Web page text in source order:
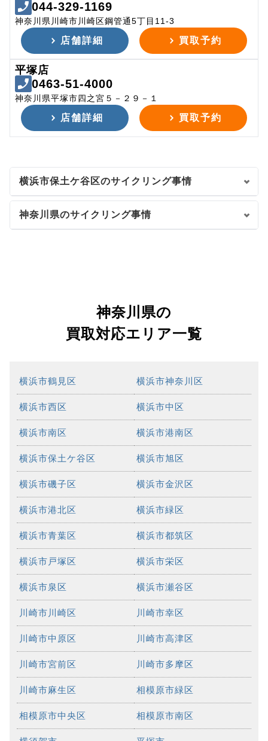
044-329-1169
神奈川県川崎市川崎区鋼管通5丁目11-3
店舗詳細 買取予約
平塚店
0463-51-4000
神奈川県平塚市四之宮５－２９－１
店舗詳細 買取予約
横浜市保土ケ谷区のサイクリング事情
神奈川県のサイクリング事情
神奈川県の
買取対応エリア一覧
横浜市鶴見区 横浜市神奈川区
横浜市西区 横浜市中区
横浜市南区 横浜市港南区
横浜市保土ケ谷区 横浜市旭区
横浜市磯子区 横浜市金沢区
横浜市港北区 横浜市緑区
横浜市青葉区 横浜市都筑区
横浜市戸塚区 横浜市栄区
横浜市泉区 横浜市瀬谷区
川崎市川崎区 川崎市幸区
川崎市中原区 川崎市高津区
川崎市宮前区 川崎市多摩区
川崎市麻生区 相模原市緑区
相模原市中央区 相模原市南区